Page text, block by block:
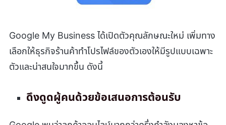
Google My Business ได้เปิดตัวคุณลักษณะใหม่ เพิ่มทาง
เลือกให้ธุรกิจร้านค้าทำโปรไฟล์ของตัวเองให้มีรูปแบบเฉพาะ
ตัวและน่าสนใจมากขึ้น ดังนี้
ดึงดูดผู้คนด้วยข้อเสนอการต้อนรับ